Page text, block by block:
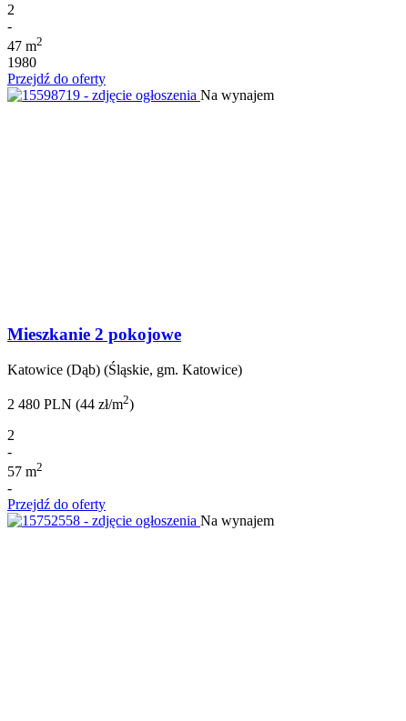
2
-
47 m2
1980
Przejdź do oferty
Na wynajem
Mieszkanie 2 pokojowe
Katowice (Dąb) (Śląskie, gm. Katowice)
2 480 PLN (44 zł/m2)
2
-
57 m2
-
Przejdź do oferty
Na wynajem